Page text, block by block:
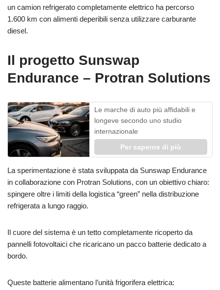
un camion refrigerato completamente elettrico ha percorso
1.600 km con alimenti deperibili senza utilizzare carburante
diesel.
Il progetto Sunswap
Endurance – Protran Solutions
Le marche di auto più affidabili e
longeve secondo uno studio
internazionale
Per saperne di più
La sperimentazione è stata sviluppata da Sunswap Endurance
in collaborazione con Protran Solutions, con un obiettivo chiaro:
spingere oltre i limiti della logistica “green” nella distribuzione
refrigerata a lungo raggio.
Il cuore del sistema è un tetto completamente ricoperto da
pannelli fotovoltaici che ricaricano un pacco batterie dedicato a
bordo.
Queste batterie alimentano l’unità frigorifera elettrica: